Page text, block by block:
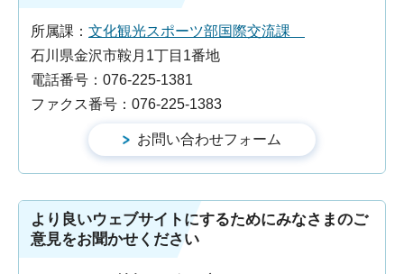
所属課： 文化観光スポーツ部国際交流課
石川県金沢市鞍月1丁目1番地
電話番号：076-225-1381
ファクス番号：076-225-1383
より良いウェブサイトにするためにみなさまのご
意見をお聞かせください